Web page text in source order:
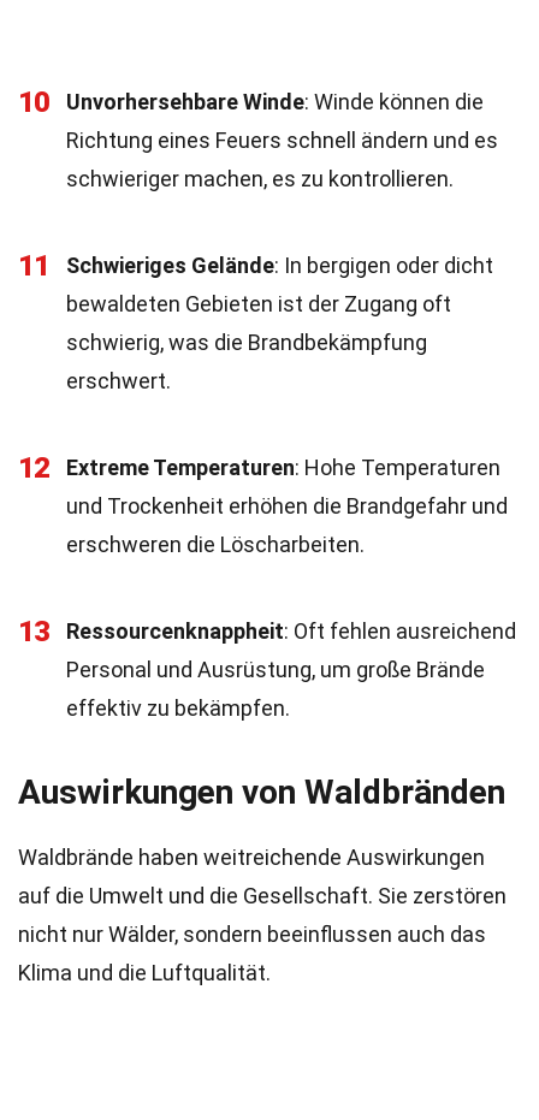
10 Unvorhersehbare Winde: Winde können die
Richtung eines Feuers schnell ändern und es
schwieriger machen, es zu kontrollieren.
11 Schwieriges Gelände: In bergigen oder dicht
bewaldeten Gebieten ist der Zugang oft
schwierig, was die Brandbekämpfung
erschwert.
12 Extreme Temperaturen: Hohe Temperaturen
und Trockenheit erhöhen die Brandgefahr und
erschweren die Löscharbeiten.
13 Ressourcenknappheit: Oft fehlen ausreichend
Personal und Ausrüstung, um große Brände
effektiv zu bekämpfen.
Auswirkungen von Waldbränden
Waldbrände haben weitreichende Auswirkungen
auf die Umwelt und die Gesellschaft. Sie zerstören
nicht nur Wälder, sondern beeinflussen auch das
Klima und die Luftqualität.